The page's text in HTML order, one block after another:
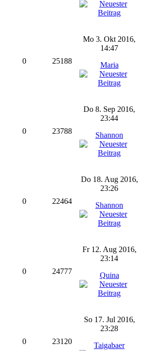
0 25188
Mo 3. Okt 2016,
14:47
Maria
0 23788
Do 8. Sep 2016,
23:44
Shannon
0 22464
Do 18. Aug 2016,
23:26
Shannon
0 24777
Fr 12. Aug 2016,
23:14
Quina
0 23120
So 17. Jul 2016,
23:28
Taigabaer